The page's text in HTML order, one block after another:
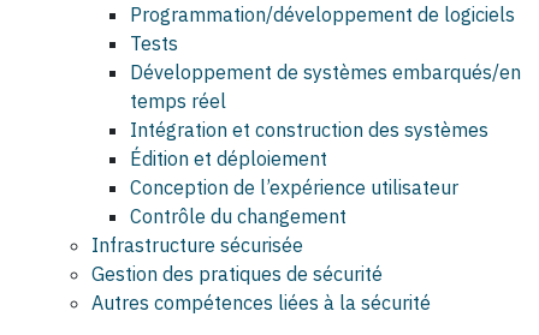
Programmation/développement de logiciels
Tests
Développement de systèmes embarqués/en
temps réel
Intégration et construction des systèmes
Édition et déploiement
Conception de l’expérience utilisateur
Contrôle du changement
Infrastructure sécurisée
Gestion des pratiques de sécurité
Autres compétences liées à la sécurité